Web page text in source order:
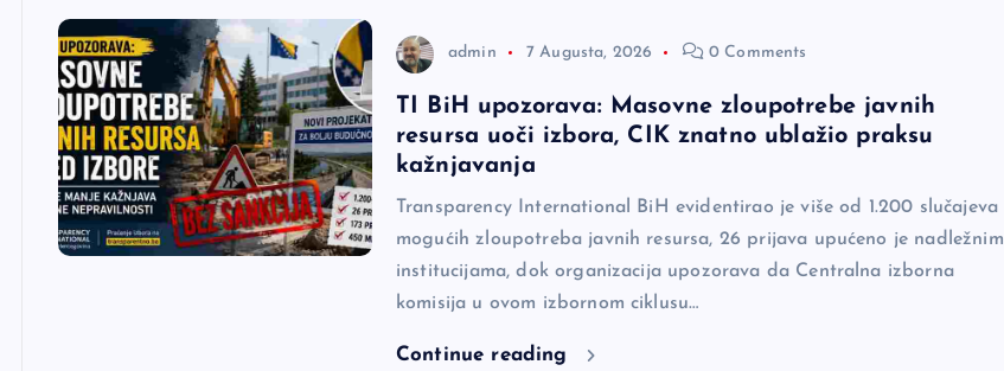
admin 7 Augusta, 2026 0 Comments
TI BiH upozorava: Masovne zloupotrebe javnih
resursa uoči izbora, CIK znatno ublažio praksu
kažnjavanja
Transparency International BiH evidentirao je više od 1.200 slučajeva
mogućih zloupotreba javnih resursa, 26 prijava upućeno je nadležnim
institucijama, dok organizacija upozorava da Centralna izborna
komisija u ovom izbornom ciklusu…
Continue reading